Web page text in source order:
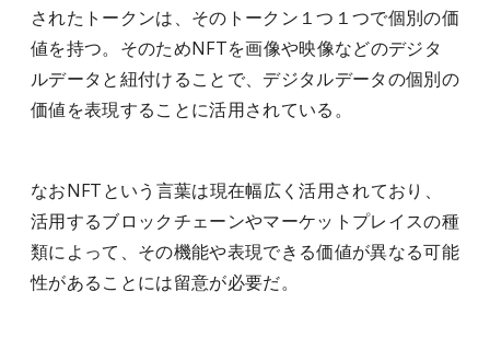
されたトークンは、そのトークン１つ１つで個別の価
値を持つ。そのためNFTを画像や映像などのデジタ
ルデータと紐付けることで、デジタルデータの個別の
価値を表現することに活用されている。
なおNFTという言葉は現在幅広く活用されており、
活用するブロックチェーンやマーケットプレイスの種
類によって、その機能や表現できる価値が異なる可能
性があることには留意が必要だ。